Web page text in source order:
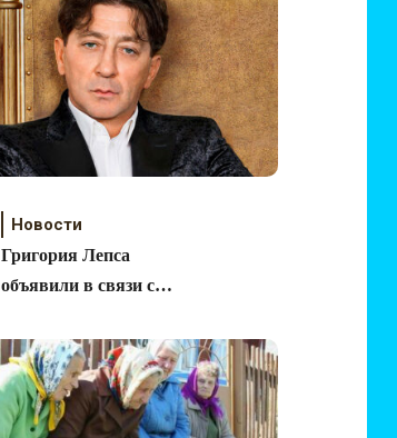
Новости
Григория Лепса
объявили в связи с